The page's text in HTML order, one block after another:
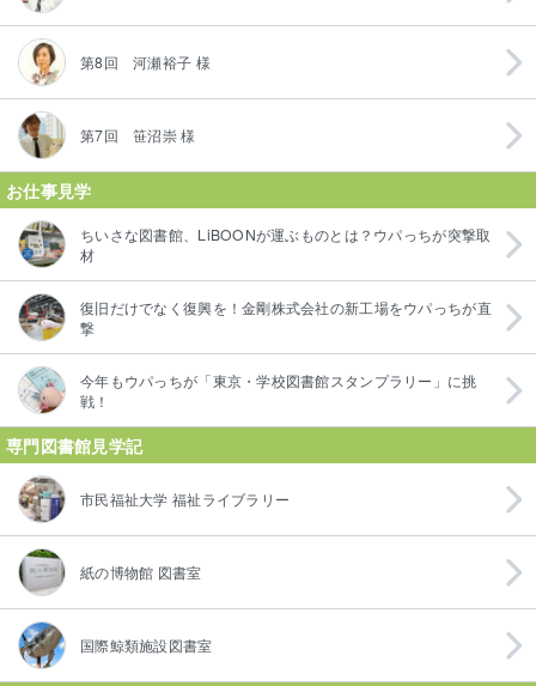
第8回 河瀬裕子 様
第7回 笹沼崇 様
お仕事見学
ちいさな図書館、LiBOONが運ぶものとは？ウパっちが突撃取
材
復旧だけでなく復興を！金剛株式会社の新工場をウパっちが直
撃
今年もウパっちが「東京・学校図書館スタンプラリー」に挑
戦！
専門図書館見学記
市民福祉大学 福祉ライブラリー
紙の博物館 図書室
国際鯨類施設図書室